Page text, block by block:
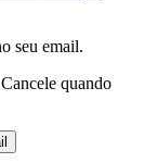
seu email.
quando